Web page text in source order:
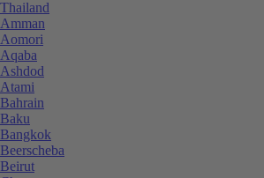
Thailand
Amman
Aomori
Aqaba
Ashdod
Atami
Bahrain
Baku
Bangkok
Beerscheba
Beirut